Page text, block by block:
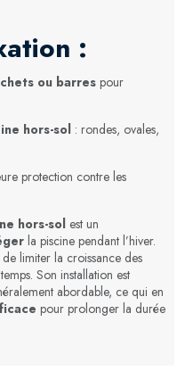
:
ou barres pour
hors-sol : rondes, ovales,
protection contre les
hors-sol est un
la piscine pendant l’hiver.
limiter la croissance des
Son installation est
abordable, ce qui en
pour prolonger la durée